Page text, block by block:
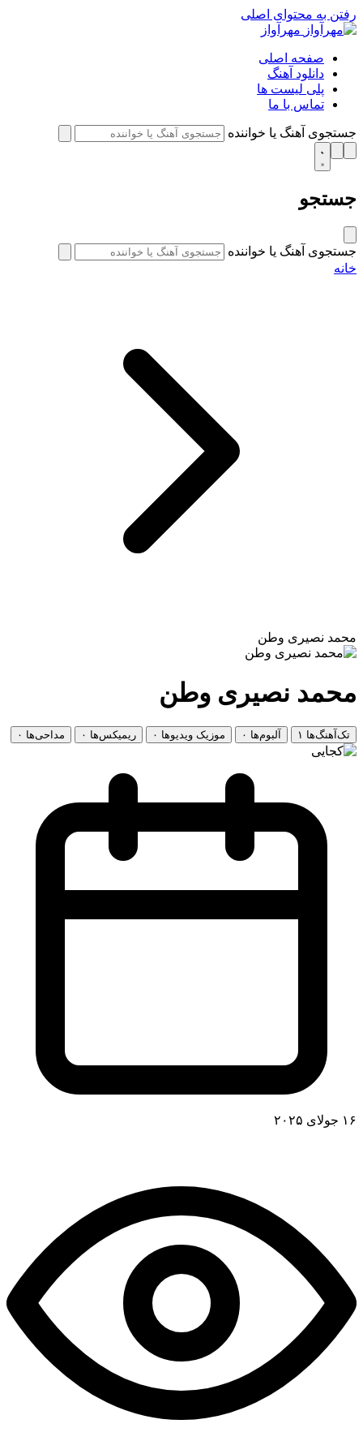
رفتن به محتوای اصلی
مهرآواز
صفحه اصلی
دانلود آهنگ
پلی لیست ها
تماس با ما
جستجوی آهنگ یا خواننده
جستجو
جستجوی آهنگ یا خواننده
خانه
محمد نصیری وطن
محمد نصیری وطن
تک‌آهنگ‌ها ۱ آلبوم‌ها ۰ موزیک ویدیوها ۰ ریمیکس‌ها ۰ مداحی‌ها ۰
۱۶ جولای ۲۰۲۵